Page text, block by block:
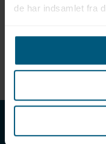
de har indsamlet fra
Net til vandpolomål
Nettet måler (B: 3,1
nederst: 01,6 m)
LML SPORT